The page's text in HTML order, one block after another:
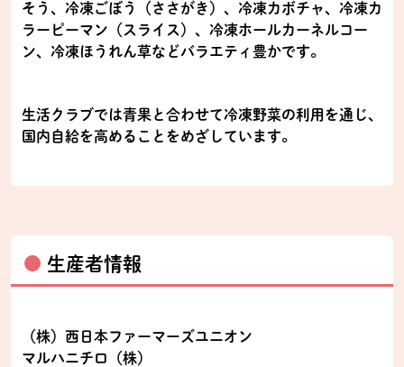
そう、冷凍ごぼう（ささがき）、冷凍カボチャ、冷凍カ
ラーピーマン（スライス）、冷凍ホールカーネルコー
ン、冷凍ほうれん草などバラエティ豊かです。
生活クラブでは青果と合わせて冷凍野菜の利用を通じ、
国内自給を高めることをめざしています｡
生産者情報
（株）西日本ファーマーズユニオン
マルハニチロ（株）